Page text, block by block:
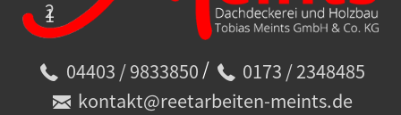
04403 / 9833850 /
0173 / 2348485
kontakt@reetarbeiten-meints.de